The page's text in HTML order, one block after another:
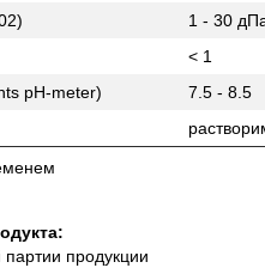
1 - 30
< 1
pH-meter)
7.5 - 8.5
продукции